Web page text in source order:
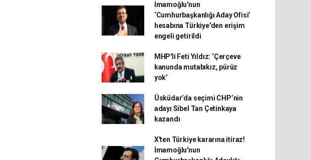
İmamoğlu'nun
‘Cumhurbaşkanlığı Aday Ofisi’
hesabına Türkiye'den erişim
engeli getirildi
MHP'li Feti Yıldız: ‘Çerçeve
kanunda mutabıkız, pürüz
yok’
Üsküdar’da seçimi CHP’nin
adayı Sibel Tan Çetinkaya
kazandı
X'ten Türkiye kararına itiraz!
İmamoğlu'nun